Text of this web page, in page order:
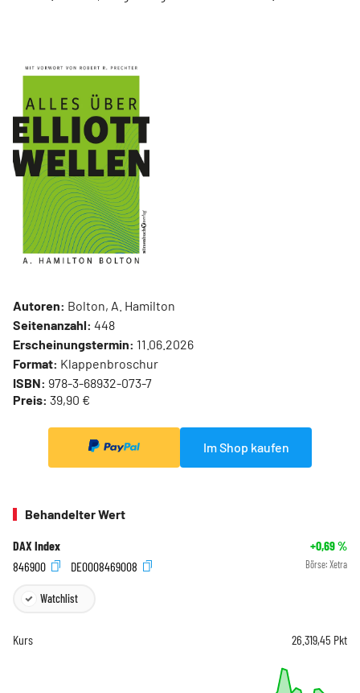
Autoren: Bolton, A. Hamilton
Seitenanzahl: 448
Erscheinungstermin: 11.06.2026
Format: Klappenbroschur
ISBN: 978-3-68932-073-7
Preis: 39,90 €
Im Shop kaufen
Behandelter Wert
DAX Index +0,69%
846900
DE0008469008 Börse: Xetra
Watchlist
Kurs 26.319,45 Pkt